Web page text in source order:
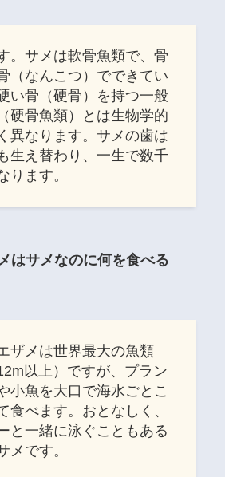
。サメは軟骨魚類で、骨
（なんこつ）でできてい
い骨（硬骨）を持つ一般
硬骨魚類）とは生物学的
異なります。サメの歯は
生え替わり、一生で数千
ります。
はサメなのに何を食べる
ザメは世界最大の魚類
以上）ですが、プラン
小魚を大口で海水ごとこ
食べます。おとなしく、
と一緒に泳ぐこともある
メです。